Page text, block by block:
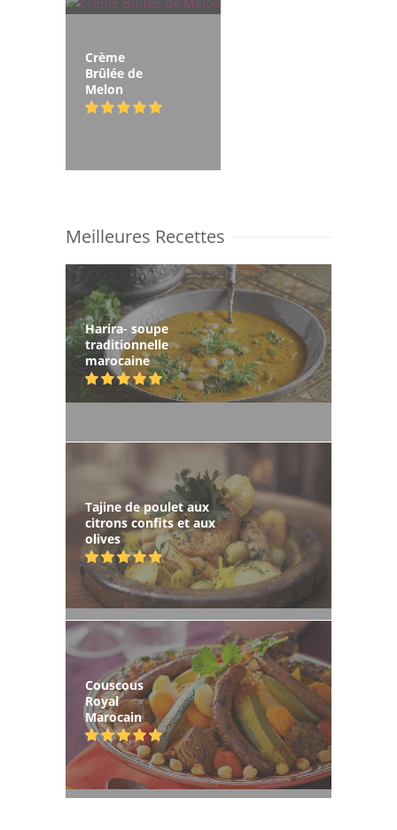
Crème
Brûlée de
Melon
Meilleures Recettes
Harira- soupe
traditionnelle
marocaine
Tajine de poulet aux
citrons confits et aux
olives
Couscous
Royal
Marocain